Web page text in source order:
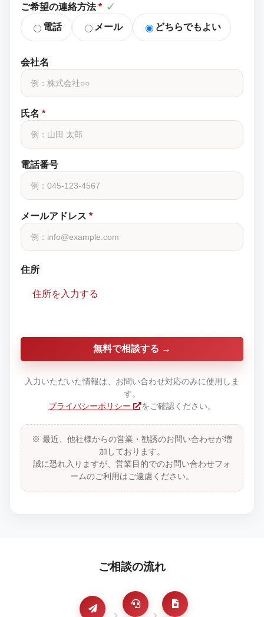
ご希望の連絡方法 * ✓
電話 メール どちらでもよい
会社名
氏名 *
電話番号
メールアドレス *
住所
住所を入力する
無料で相談する
入力いただいた情報は、お問い合わせ対応のみに使用しま
す。
プライバシーポリシー
をご確認ください。
※ 最近、他社様からの営業・勧誘のお問い合わせが増
加しております。
誠に恐れ入りますが、営業目的でのお問い合わせフォ
ームのご利用はご遠慮ください。
ご相談の流れ